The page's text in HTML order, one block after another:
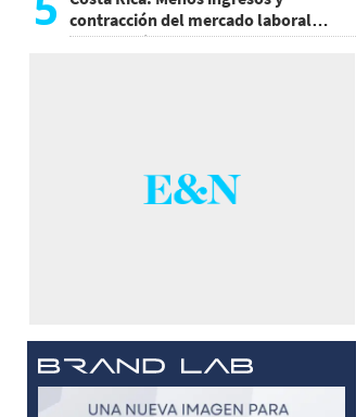
contracción del mercado laboral
causan baja del consumo